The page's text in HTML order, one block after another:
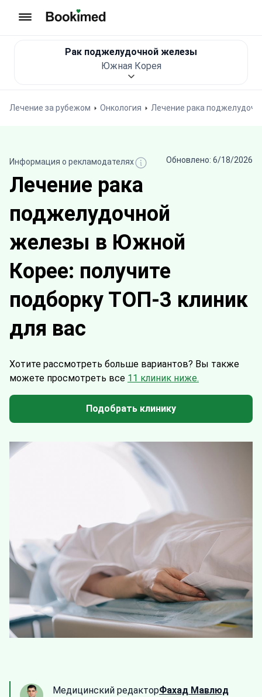
Лечение за рубежом Онкология Лечение рака
Рак поджелудочной железы
Южная Корея
Информация о рекламодателях Обновлено: 6/18/2026
Лечение рака
поджелудочной
железы в Южной
Корее: получите
подборку ТОП-3 клиник
для вас
Хотите рассмотреть больше вариантов? Вы также
можете просмотреть все 11 клиник ниже.
Подобрать клинику
Медицинский редакторФахад Мавлюд